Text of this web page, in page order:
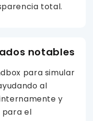
total.
notables
para simular
al
y
el